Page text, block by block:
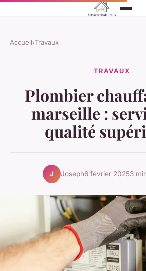
Accueil›Travaux
TRAVAUX
Plombier
marseille :
qualité
J Joseph6 février 20253